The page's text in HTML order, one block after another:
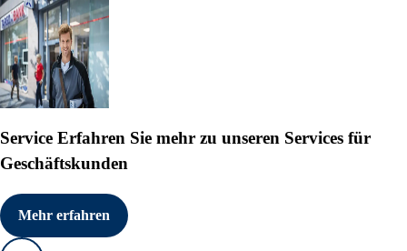
Service Erfahren Sie mehr zu unseren Services für
Geschäftskunden
Mehr erfahren